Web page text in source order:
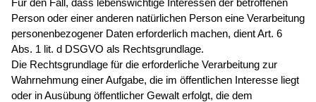
Person oder einer anderen natürlichen Person eine Verarbeitung
personenbezogener Daten erforderlich machen, dient Art. 6
Abs. 1 lit. d DSGVO als Rechtsgrundlage.
Die Rechtsgrundlage für die erforderliche Verarbeitung zur
Wahrnehmung einer Aufgabe, die im öffentlichen Interesse liegt
oder in Ausübung öffentlicher Gewalt erfolgt, die dem